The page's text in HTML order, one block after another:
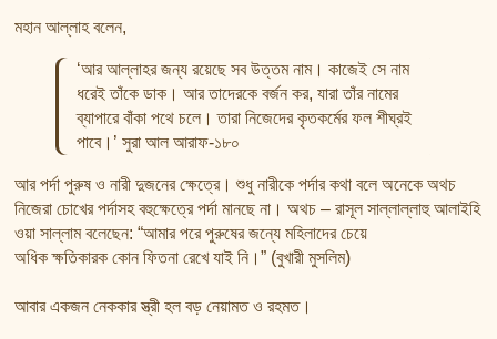
মহান আল্লাহ বলেন,
‘আর আল্লাহর জন্য রয়েছে সব উত্তম নাম। কাজেই সে নাম
ধরেই তাঁকে ডাক। আর তাদেরকে বর্জন কর, যারা তাঁর নামের
ব্যাপারে বাঁকা পথে চলে। তারা নিজেদের কৃতকর্মের ফল শীঘ্রই
পাবে।’ সুরা আল আরাফ-১৮০
আর পর্দা পুরুষ ও নারী দুজনের ক্ষেত্রে। শুধু নারীকে পর্দার কথা বলে অনেকে অথচ
নিজেরা চোখের পর্দাসহ বহুক্ষেত্রে পর্দা মানছে না। অথচ – রাসূল সাল্লাল্লাহু আলাইহি
ওয়া সাল্লাম বলেছেন: “আমার পরে পুরুষের জন্যে মহিলাদের চেয়ে
অধিক ক্ষতিকারক কোন ফিতনা রেখে যাই নি।” (বুখারী মুসলিম)
আবার একজন নেককার স্ত্রী হল বড় নেয়ামত ও রহমত।